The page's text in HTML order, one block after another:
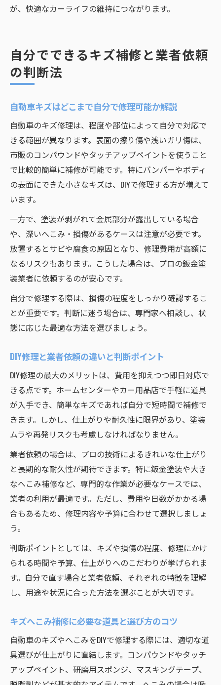
が、快適なカーライフの維持につながります。
自分でできるキズ補修と業者依頼
の判断法
自動車キズはどこまで自分で修理可能か解説
自動車のキズ修理は、程度や部位によって自分で対応で
きる範囲が異なります。表面の擦り傷や浅いガリ傷は、
市販のコンパウンドやタッチアップペイントを使うこと
で比較的簡単に補修が可能です。特にバンパーやボディ
の表面にできた小さなキズは、DIYで修理する方が増えて
います。
一方で、塗装が剥がれて金属部分が露出している場合
や、深いへこみ・損傷があるケースは注意が必要です。
放置するとサビや腐食の原因となり、修理費用が高額に
なるリスクもあります。こうした場合は、プロの鈑金塗
装業者に依頼するのが安心です。
自分で修理する際は、損傷の程度をしっかり確認するこ
とが重要です。判断に迷う場合は、専門家へ相談し、状
態に応じた最適な方法を選びましょう。
DIY修理と業者依頼の違いと判断ポイント
DIY修理の最大のメリットは、費用を抑えつつ即日対応で
きる点です。ホームセンターやカー用品店で手軽に道具
が入手でき、簡単なキズであれば自分で短時間で補修で
きます。しかし、仕上がりや耐久性に限界があり、塗装
ムラや再発リスクも考慮しなければなりません。
業者依頼の場合は、プロの技術によるきれいな仕上がり
と長期的な耐久性が期待できます。特に鈑金塗装や大き
なへこみ補修など、専門的な作業が必要なケースでは、
業者の利用が最適です。ただし、費用や日数がかかる場
合もあるため、修理内容や予算に合わせて選択しましょ
う。
判断ポイントとしては、キズや損傷の程度、修理にかけ
られる時間や予算、仕上がりへのこだわりが挙げられま
す。自分で直す場合と業者依頼、それぞれの特徴を理解
し、用途や状況に合った方法を選ぶことが大切です。
キズへこみ補修に必要な道具と選び方のコツ
自動車のキズやへこみをDIYで修理する際には、適切な道
具選びが仕上がりに直結します。コンパウンドやタッチ
アップペイント、研磨用スポンジ、マスキングテープ、